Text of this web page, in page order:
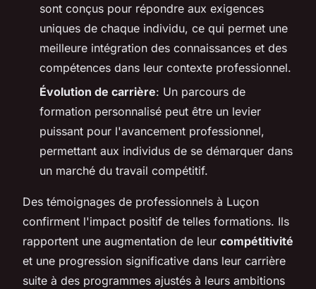
sont conçus pour répondre aux exigences
uniques de chaque individu, ce qui permet une
meilleure intégration des connaissances et des
compétences dans leur contexte professionnel.
Évolution de carrière: Un parcours de
formation personnalisé peut être un levier
puissant pour l'avancement professionnel,
permettant aux individus de se démarquer dans
un marché du travail compétitif.
Des témoignages de professionnels à Luçon
confirment l'impact positif de telles formations. Ils
rapportent une augmentation de leur compétitivité
et une progression significative dans leur carrière
suite à des programmes ajustés à leurs ambitions